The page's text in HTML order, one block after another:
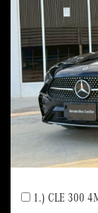
1.) CLE 300